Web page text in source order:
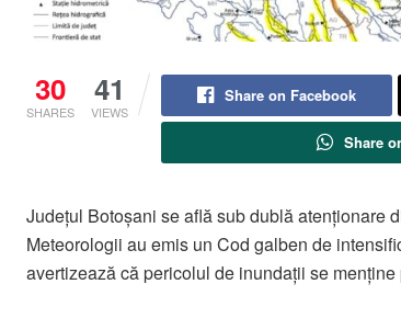
30
SHARES
41
VIEWS
Share on Facebook
Share
Județul Botoșani se află sub dublă atenționare
Meteorologii au emis un Cod galben de
avertizează că pericolul de inundații se